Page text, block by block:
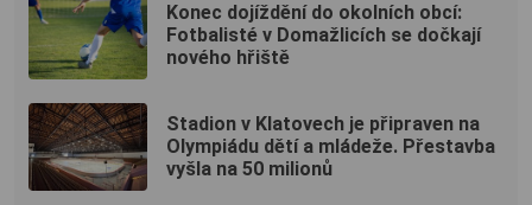
Konec dojíždění do okolních obcí:
Fotbalisté v Domažlicích se dočkají
nového hřiště
Stadion v Klatovech je připraven na
Olympiádu dětí a mládeže. Přestavba
vyšla na 50 milionů